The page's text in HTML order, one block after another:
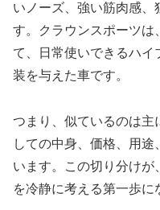
いノーズ、強い筋肉感
す。クラウンスポーツは
て、日常使いできるハ
装を与えた車です。
つまり、似ているのは主
しての中身、価格、用
います。この切り分け
を冷静に考える第一歩に